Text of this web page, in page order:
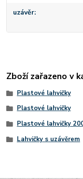
uzávěr
Zboží zařazeno v
Plastové lahvičky
Plastové lahvičky
Plastové lahvičky
Lahvičky s uzávěrem